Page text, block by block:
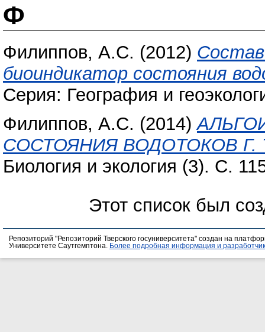
Ф
Филиппов, А.С. (2012)
биоиндикатор состояния
Серия: География и
Филиппов, А.С. (2014)
СОСТОЯНИЯ ВОДОТОКОВ Г.
Биология и экология (3). С.
Этот список был
Репозиторий "Репозиторий Тверского госуниверситета" создан на
Университете Саутгемптона.
Более подробная информация и